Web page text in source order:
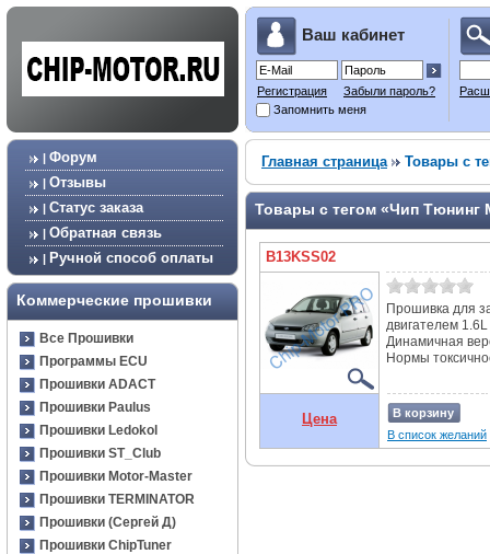
Ваш кабинет
Регистрация
Забыли пароль?
Запомнить меня
| Форум
| Отзывы
| Статус заказа
| Обратная связь
| Ручной способ оплаты
Коммерческие прошивки
Все Прошивки
Программы ECU
Прошивки ADACT
Прошивки Paulus
Прошивки Ledokol
Прошивки ST_Club
Прошивки Motor-Master
Прошивки TERMINATOR
Прошивки (Сергей Д)
Прошивки ChipTuner
Главная страница Товары с
Товары с тегом «Чип Тюнинг
B13KSS02
Прошивка для
двигателем
Динамичная
Нормы
Цена
В корзину
В список желаний